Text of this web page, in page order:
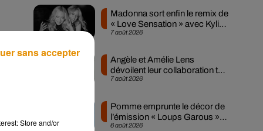
7 août 2026
Madonna sort enfin le remix de
« Love Sensation » avec Kylie
Minogue
7 août 2026
Angèle et Amélie Lens
dévoilent leur collaboration tant
attendue
6 août 2026
Pomme emprunte le décor de
l’émission « Loups Garous »
pour son...
Store and/or
sans accepter